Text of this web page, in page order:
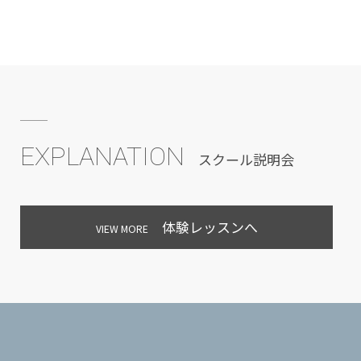
EXPLANATION スクール説明会
VIEW MORE 体験レッスンへ